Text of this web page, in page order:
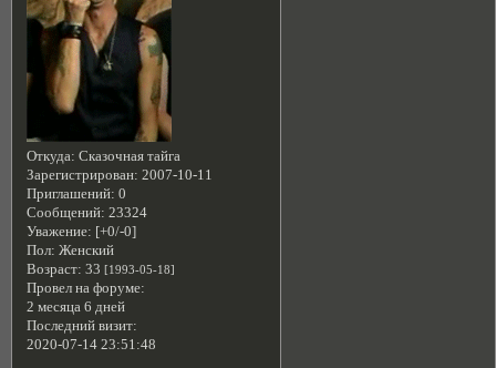
Откуда: Сказочная тайга
Зарегистрирован: 2007-10-11
Приглашений: 0
Сообщений: 23324
Уважение: [+0/-0]
Пол: Женский
Возраст: 33 [1993-05-18]
Провел на форуме:
2 месяца 6 дней
Последний визит:
2020-07-14 23:51:48